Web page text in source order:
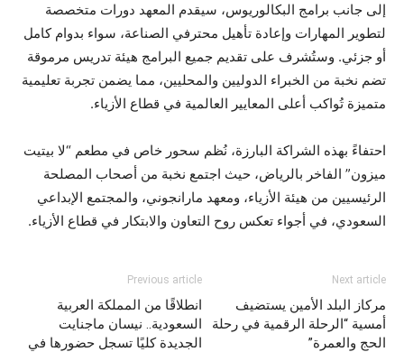
إلى جانب برامج البكالوريوس، سيقدم المعهد دورات متخصصة
لتطوير المهارات وإعادة تأهيل محترفي الصناعة، سواء بدوام كامل
أو جزئي. وستُشرف على تقديم جميع البرامج هيئة تدريس مرموقة
تضم نخبة من الخبراء الدوليين والمحليين، مما يضمن تجربة تعليمية
متميزة تُواكب أعلى المعايير العالمية في قطاع الأزياء.
احتفاءً بهذه الشراكة البارزة، نُظم سحور خاص في مطعم “لا بيتيت
ميزون” الفاخر بالرياض، حيث اجتمع نخبة من أصحاب المصلحة
الرئيسيين من هيئة الأزياء، ومعهد مارانجوني، والمجتمع الإبداعي
السعودي، في أجواء تعكس روح التعاون والابتكار في قطاع الأزياء.
Previous article
انطلاقًا من المملكة العربية
السعودية.. نيسان ماجنايت
الجديدة كليًا تسجل حضورها في
Next article
مركاز البلد الأمين يستضيف
أمسية “الرحلة الرقمية في رحلة
الحج والعمرة”